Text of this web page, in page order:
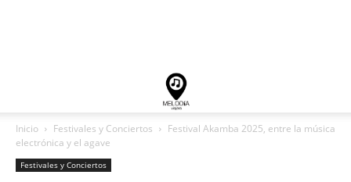
Inicio Festivales y Conciertos
Festival Akamba 2025, entre la música
electrónica y el agave
Festivales y Conciertos